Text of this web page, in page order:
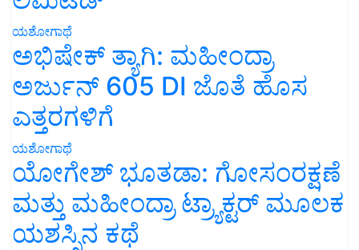
ಯಶೋಗಾಥೆ
ಅಭಿಷೇಕ್ ತ್ಯಾಗಿ: ಮಹೀಂದ್ರಾ
ಅರ್ಜುನ್ 605 DI ಜೊತೆ ಹೊಸ
ಎತ್ತರಗಳಿಗೆ
ಯಶೋಗಾಥೆ
ಯೋಗೇಶ್ ಭೂತಡಾ: ಗೋಸಂರಕ್ಷಣೆ
ಮತ್ತು ಮಹೀಂದ್ರಾ ಟ್ರ್ಯಾಕ್ಟರ್ ಮೂಲಕ
ಯಶಸ್ಸಿನ ಕಥೆ